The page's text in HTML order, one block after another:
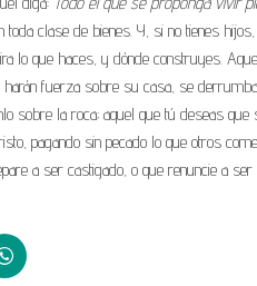
toda clase de bienes. Y, si no tienes
lo que haces, y dónde construyes.
harán fuerza sobre su casa, se
sobre la roca; aquel que tú deseas
pagando sin pecado lo que otros
a ser castigado, o que renuncie a ser